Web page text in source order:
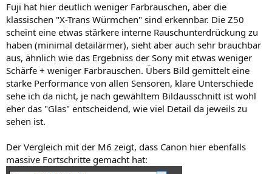
Fuji hat hier deutlich weniger Farbrauschen, aber die
klassischen "X-Trans Würmchen" sind erkennbar. Die Z50
scheint eine etwas stärkere interne Rauschunterdrückung zu
haben (minimal detailärmer), sieht aber auch sehr brauchbar
aus, ähnlich wie das Ergebniss der Sony mit etwas weniger
Schärfe + weniger Farbrauschen. Übers Bild gemittelt eine
starke Performance von allen Sensoren, klare Unterschiede
sehe ich da nicht, je nach gewähltem Bildausschnitt ist wohl
eher das "Glas" entscheidend, wie viel Detail da jeweils zu
sehen ist.
Der Vergleich mit der M6 zeigt, dass Canon hier ebenfalls
massive Fortschritte gemacht hat: